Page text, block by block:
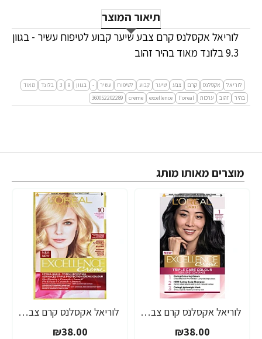
תיאור המוצר
לוריאל אקסלנס קרם צבע שיער קבוע לטיפוח עשיר - בגוון
9.3 בלונד מאוד בהיר זהוב
לוריאל אקסלנס קרם צבע שיער קבוע לטיפוח עשיר - בגוון 9
3 בלונד
מאוד
בהיר
זהוב ערכות l'oreal
excellence
creme
360052202289
מוצרים מאותו מותג
לוריאל אקסלנס קרם צבע שיער קבוע לטיפוח עשיר - בגוון 1 שחור
₪38.00
לוריאל אקסלנס קרם צבע שיער קבוע לטיפוח עשיר - בגוון 10 בלונד מאוד מאוד בהיר
₪38.00